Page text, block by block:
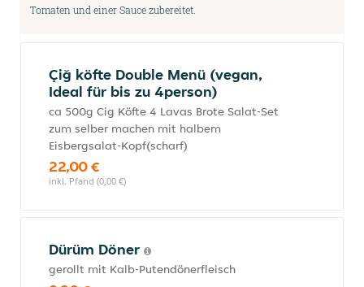
Tomaten und einer Sauce zubereitet.
Çiğ köfte Double Menü (vegan,
Ideal für bis zu 4person)
ca 500g Cig Köfte 4 Lavas Brote Salat-Set
zum selber machen mit halbem
Eisbergsalat-Kopf(scharf)
22,00 €
inkl. Pfand (0,00 €)
Dürüm Döner
gerollt mit Kalb-Putendönerfleisch